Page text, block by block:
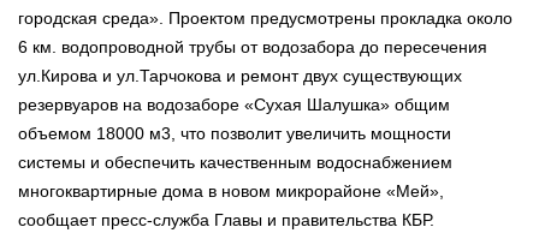
городская среда». Проектом предусмотрены прокладка около
6 км. водопроводной трубы от водозабора до пересечения
ул.Кирова и ул.Тарчокова и ремонт двух существующих
резервуаров на водозаборе «Сухая Шалушка» общим
объемом 18000 м3, что позволит увеличить мощности
системы и обеспечить качественным водоснабжением
многоквартирные дома в новом микрорайоне «Мей»,
сообщает пресс-служба Главы и правительства КБР.